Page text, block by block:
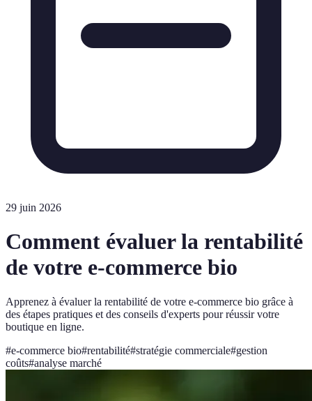
29 juin 2026
Comment évaluer la rentabilité
de votre e-commerce bio
Apprenez à évaluer la rentabilité de votre e-commerce bio grâce à
des étapes pratiques et des conseils d'experts pour réussir votre
boutique en ligne.
#e-commerce bio#rentabilité#stratégie commerciale#gestion
coûts#analyse marché